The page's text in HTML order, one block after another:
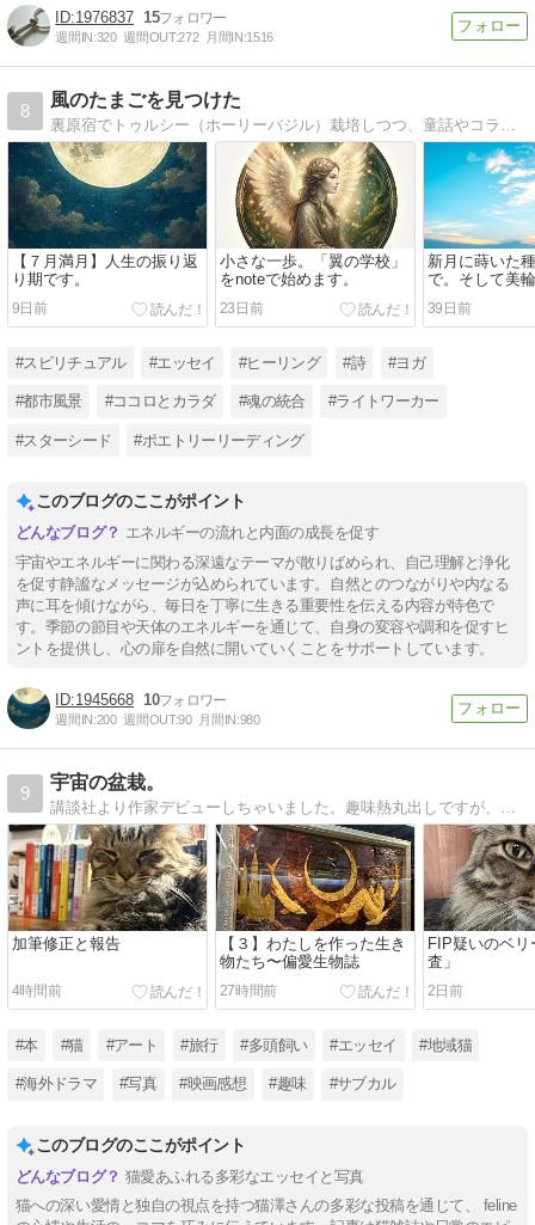
1976837 15
週間IN:320 週間OUT:272 月間IN:1516
8
風のたまごを見つけた
裏原宿でトゥルシー（ホーリーバジル）栽培しつつ、童話やコラムを執筆。光や風、水や土のような言葉をシェアしたいと願う。テーマはこの宇宙を生きる、静かなときめき。
【７月満月】人生の振り返
り期です。
9日前
小さな一歩。「翼の学校」
をnoteで始めます。
23日前
新月に蒔いた
で。そして美
39日前
#スピリチュアル #エッセイ #ヒーリング #詩 #ヨガ
#都市風景 #ココロとカラダ #魂の統合 #ライトワーカー
#スターシード #ポエトリーリーディング
このブログのここがポイント
エネルギーの流れと内面の成長を促す
宇宙やエネルギーに関わる深遠なテーマが散りばめられ、自己理解と浄化
を促す静謐なメッセージが込められています。自然とのつながりや内なる
声に耳を傾けながら、毎日を丁寧に生きる重要性を伝える内容が特色で
す。季節の節目や天体のエネルギーを通じて、自身の変容や調和を促すヒ
ントを提供し、心の扉を自然に開いていくことをサポートしています。
1945668 10
週間IN:200 週間OUT:90 月間IN:980
9
宇宙の盆栽。
講談社より作家デビューしちゃいました。趣味熱丸出しですが、ホロリ話やら笑い話と、「小さな幸せ」、お届け致します。
加筆修正と報告
4時間前
【３】わたしを作った生き
物たち〜偏愛生物誌
27時間前
FIP疑いのベリ
査」
2日前
#本 #猫 #アート #旅行 #多頭飼い #エッセイ #地域猫
#海外ドラマ #写真 #映画感想 #趣味 #サブカル
このブログのここがポイント
猫愛あふれる多彩なエッセイと写真
猫への深い愛情と独自の視点を持つ猫澤さんの多彩な投稿を通じて、 feline